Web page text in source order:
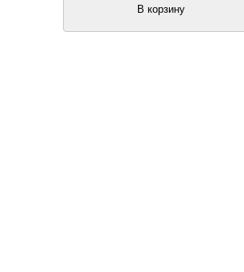
В корзину